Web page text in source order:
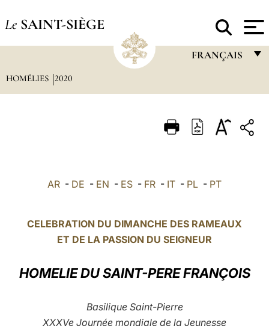
Le SAINT-SIÈGE
FRANÇAIS
ITALIANO
POLSKI
العربيّة
中文
HOMÉLIES 2020
AR - DE - EN - ES - FR - IT - PL - PT
CELEBRATION DU DIMANCHE DES RAMEAUX
ET DE LA PASSION DU SEIGNEUR
HOMELIE DU SAINT-PERE FRANÇOIS
Basilique Saint-Pierre
XXXVe Journée mondiale de la Jeunesse